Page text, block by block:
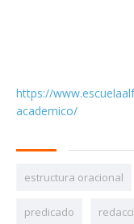
https://
academico/
estructura oracional
predicado